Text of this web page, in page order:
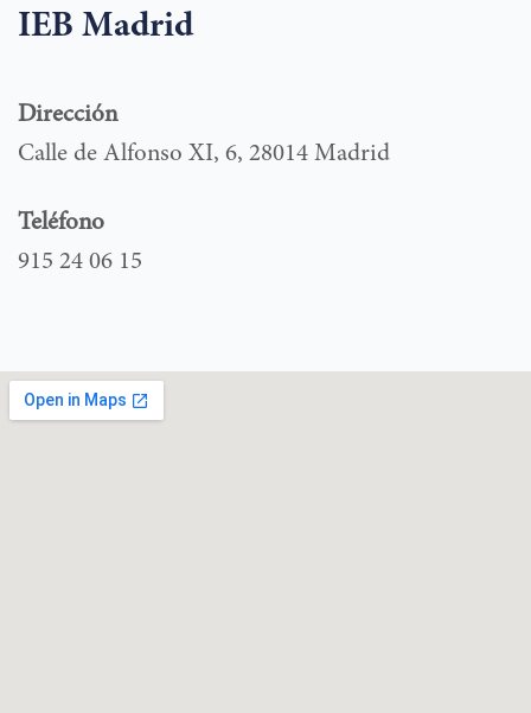
IEB Madrid
Dirección
Calle de Alfonso XI, 6, 28014 Madrid
Teléfono
915 24 06 15